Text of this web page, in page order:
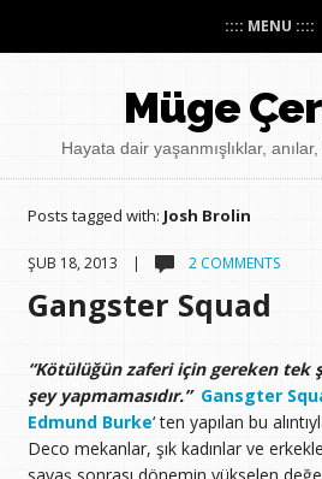
:::: MENU ::::
Müge
Hayata dair yaşanmışlıklar,
Posts tagged with: Josh Brolin
ŞUB 18, 2013 | 2 COMMENTS
Gangster Squad
“Kötülüğün zaferi için gereken tek
şey yapmamasıdır.” Gansgter
Edmund Burke‘ ten yapılan bu
Deco mekanlar, şık kadınlar ve